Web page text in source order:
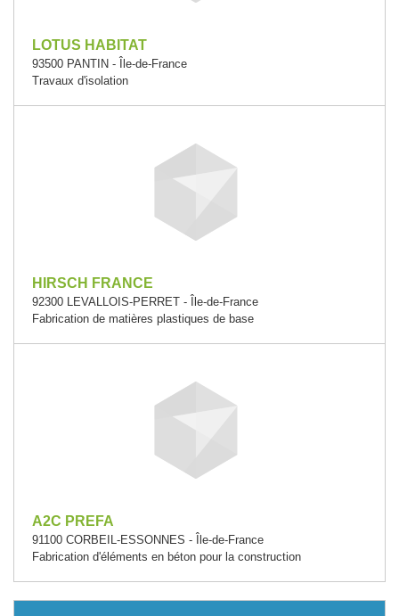
LOTUS HABITAT
93500 PANTIN - Île-de-France
Travaux d'isolation
HIRSCH FRANCE
92300 LEVALLOIS-PERRET - Île-de-France
Fabrication de matières plastiques de base
A2C PREFA
91100 CORBEIL-ESSONNES - Île-de-France
Fabrication d'éléments en béton pour la construction